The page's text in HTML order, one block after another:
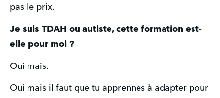
pas le prix.
Je suis TDAH ou autiste, cette formation est-
elle pour moi ?
Oui mais.
Oui mais il faut que tu apprennes à adapter pour